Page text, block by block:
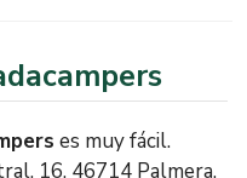
es muy fácil.
16, 46714 Palmera,